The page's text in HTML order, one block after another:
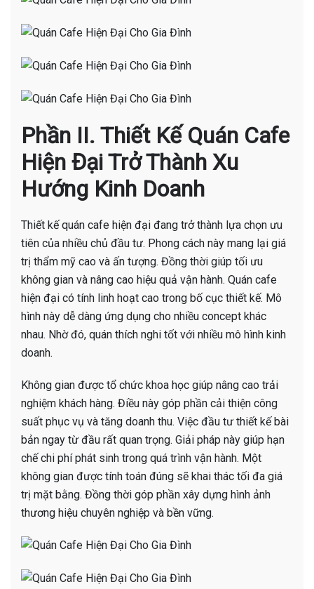
Phần II. Thiết Kế Quán Cafe
Hiện Đại Trở Thành Xu
Hướng Kinh Doanh
Thiết kế quán cafe hiện đại đang trở thành lựa chọn ưu
tiên của nhiều chủ đầu tư. Phong cách này mang lại giá
trị thẩm mỹ cao và ấn tượng. Đồng thời giúp tối ưu
không gian và nâng cao hiệu quả vận hành. Quán cafe
hiện đại có tính linh hoạt cao trong bố cục thiết kế. Mô
hình này dễ dàng ứng dụng cho nhiều concept khác
nhau. Nhờ đó, quán thích nghi tốt với nhiều mô hình kinh
doanh.
Không gian được tổ chức khoa học giúp nâng cao trải
nghiệm khách hàng. Điều này góp phần cải thiện công
suất phục vụ và tăng doanh thu. Việc đầu tư thiết kế bài
bản ngay từ đầu rất quan trọng. Giải pháp này giúp hạn
chế chi phí phát sinh trong quá trình vận hành. Một
không gian được tính toán đúng sẽ khai thác tối đa giá
trị mặt bằng. Đồng thời góp phần xây dựng hình ảnh
thương hiệu chuyên nghiệp và bền vững.